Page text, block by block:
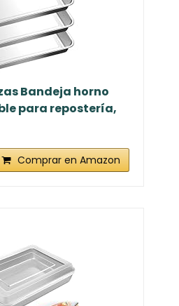
Bandeja horno
para repostería,
Comprar en Amazon